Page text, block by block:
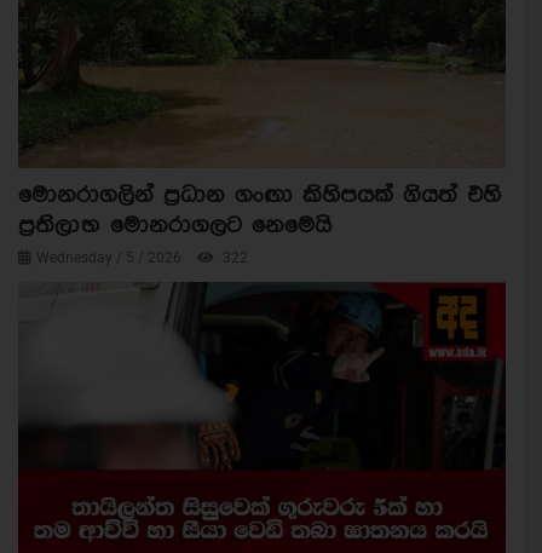
මොනරාගලින් ප්‍රධාන ගංඟා කිහිපයක් ගියත් එහි
ප්‍රතිලාභ මොනරාගලට නෙමෙයි
Wednesday / 5 / 2026 322